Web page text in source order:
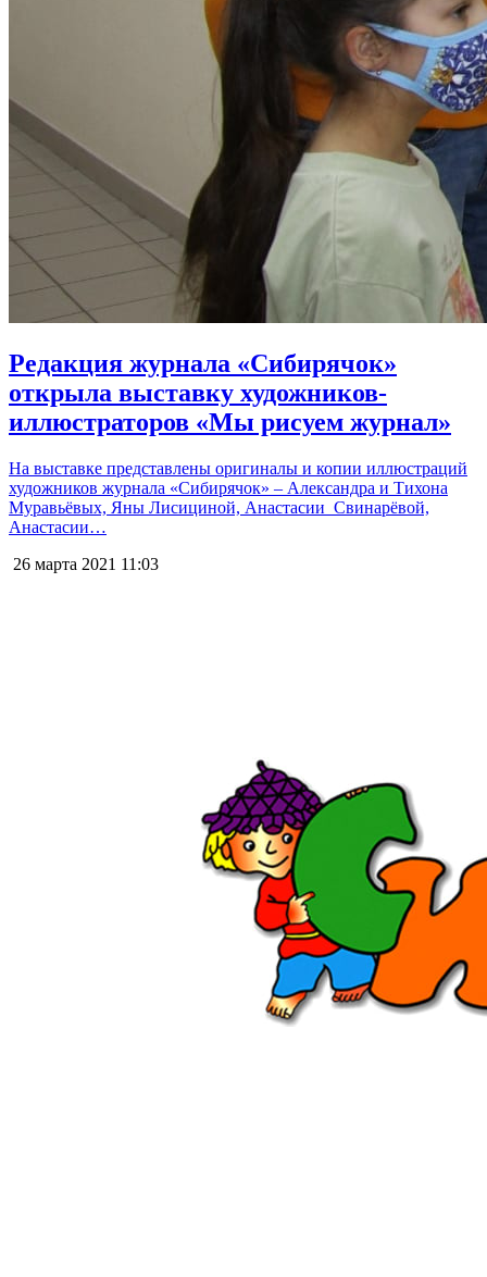
Редакция журнала «Сибирячок»
открыла выставку художников-
иллюстраторов «Мы рисуем журнал»
На выставке представлены оригиналы и копии иллюстраций
художников журнала «Сибирячок» – Александра и Тихона
Муравьёвых, Яны Лисициной, Анастасии Свинарёвой,
Анастасии…
26 марта 2021 11:03